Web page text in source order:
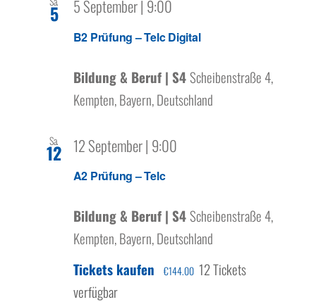
5
B2 Prüfung – Telc Digital
5 September | 9:00
Bildung & Beruf | S4 Scheibenstraße 4,
Kempten, Bayern, Deutschland
Sa.
12
A2 Prüfung – Telc
12 September | 9:00
Bildung & Beruf | S4 Scheibenstraße 4,
Kempten, Bayern, Deutschland
Tickets kaufen
€144.00 12 Tickets
verfügbar